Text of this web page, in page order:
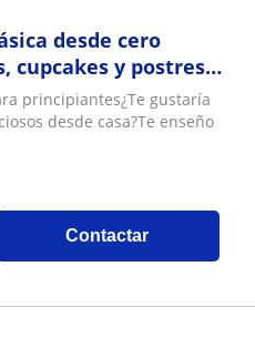
desde cero
cupcakes y postres
principiantes¿Te gustaría
desde casa?Te enseño
Contactar